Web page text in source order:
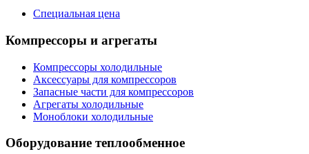
Специальная цена
Компрессоры и агрегаты
Компрессоры холодильные
Аксессуары для компрессоров
Запасные части для компрессоров
Агрегаты холодильные
Моноблоки холодильные
Оборудование теплообменное